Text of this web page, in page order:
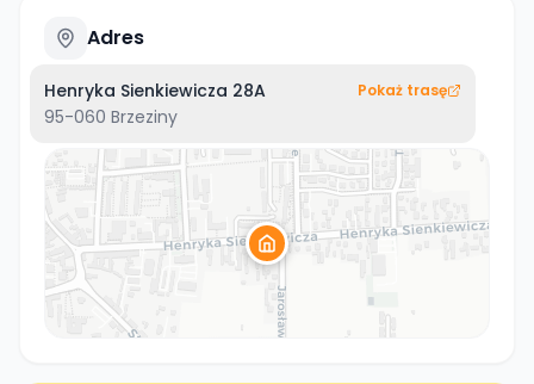
Adres
Henryka Sienkiewicza 28A
95-060 Brzeziny
Pokaż trasę